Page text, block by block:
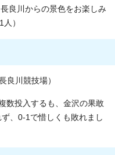
良川からの景色をお楽しみ
）
良川競技場）
数投入するも、金沢の果敢
、0-1で惜しくも敗れまし